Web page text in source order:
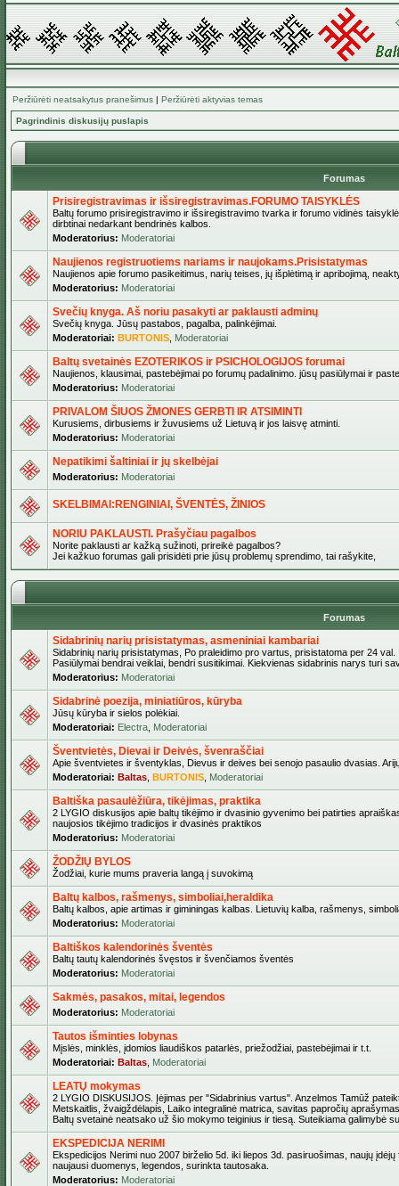
Peržiūrėti neatsakytus pranešimus | Peržiūrėti aktyvias temas
Pagrindinis diskusijų puslapis
Forumas
Prisiregistravimas ir išsiregistravimas.FORUMO TAISYKLĖS
Baltų forumo prisiregistravimo ir išsiregistravimo tvarka ir forumo vidinės
dirbtinai nedarkant bendrinės kalbos.
Moderatorius: Moderatoriai
Naujienos registruotiems nariams ir naujokams.Prisistatymas
Naujienos apie forumo pasikeitimus, narių teises, jų išplėtimą ir apribojimą,
Moderatorius: Moderatoriai
Svečių knyga. Aš noriu pasakyti ar paklausti adminų
Svečių knyga. Jūsų pastabos, pagalba, palinkėjimai.
Moderatoriai: BURTONIS Moderatoriai
Baltų svetainės EZOTERIKOS ir PSICHOLOGIJOS forumai
Naujienos, klausimai, pastebėjimai po forumų padalinimo. jūsų pasiūlymai ir
Moderatorius: Moderatoriai
PRIVALOM ŠIUOS ŽMONES GERBTI IR ATSIMINTI
Kurusiems, dirbusiems ir žuvusiems už Lietuvą ir jos laisvę atminti.
Moderatorius: Moderatoriai
Nepatikimi šaltiniai ir jų skelbėjai
Moderatorius: Moderatoriai
SKELBIMAI:RENGINIAI, ŠVENTĖS, ŽINIOS
NORIU PAKLAUSTI. Prašyčiau pagalbos
Norite paklausti ar kažką sužinoti, prireikė pagalbos?
Jei kažkuo forumas gali prisidėti prie jūsų problemų sprendimo, tai rašykite,
Forumas
Sidabrinių narių prisistatymas, asmeniniai kambariai
Sidabrinių narių prisistatymas, Po praleidimo pro vartus, prisistatoma per 24 val.
Pasiūlymai bendrai veiklai, bendri susitikimai. Kiekvienas sidabrinis narys turi
Moderatorius: Moderatoriai
Sidabrinė poezija, miniatiūros, kūryba
Jūsų kūryba ir sielos polėkiai.
Moderatoriai: Electra Moderatoriai
Šventvietės, Dievai ir Deivės, švenraščiai
Apie šventvietes ir šventyklas, Dievus ir deives bei senojo pasaulio dvasias.
Moderatoriai: Baltas BURTONIS Moderatoriai
Baltiška pasaulėžiūra, tikėjimas, praktika
2 LYGIO diskusijos apie baltų tikėjimo ir dvasinio gyvenimo bei patirties
naujosios tikėjimo tradicijos ir dvasinės praktikos
Moderatorius: Moderatoriai
ŽODŽIŲ BYLOS
Žodžiai, kurie mums praveria langą į suvokimą
Baltų kalbos, rašmenys, simboliai,heraldika
Baltų kalbos, apie artimas ir giminingas kalbas. Lietuvių kalba, rašmenys,
Moderatorius: Moderatoriai
Baltiškos kalendorinės šventės
Baltų tautų kalendorinės švęstos ir švenčiamos šventės
Moderatorius: Moderatoriai
Sakmės, pasakos, mitai, legendos
Moderatorius: Moderatoriai
Tautos išminties lobynas
Mįslės, minklės, įdomios liaudiškos patarlės, priežodžiai, pastebėjimai ir t.t.
Moderatoriai: Baltas Moderatoriai
LEATŲ mokymas
2 LYGIO DISKUSIJOS. Įėjimas per "Sidabrinius vartus". Anzelmos Tamūž
Metskaitlis, žvaigždėlapis, Laiko integralinė matrica, savitas papročių
Baltų svetainė neatsako už šio mokymo teiginius ir tiesą. Suteikiama galimybė
EKSPEDICIJA NERIMI
Ekspedicijos Nerimi nuo 2007 birželio 5d. iki liepos 3d. pasiruošimas, naujų
naujausi duomenys, legendos, surinkta tautosaka.
Moderatorius: Moderatoriai